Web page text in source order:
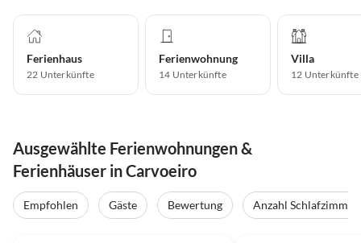
Ferienhaus
22 Unterkünfte
Ferienwohnung
14 Unterkünfte
Villa
12 Unterkünfte
Ausgewählte Ferienwohnungen &
Ferienhäuser in Carvoeiro
Empfohlen Gäste Bewertung
Anzahl Schlafzimmer